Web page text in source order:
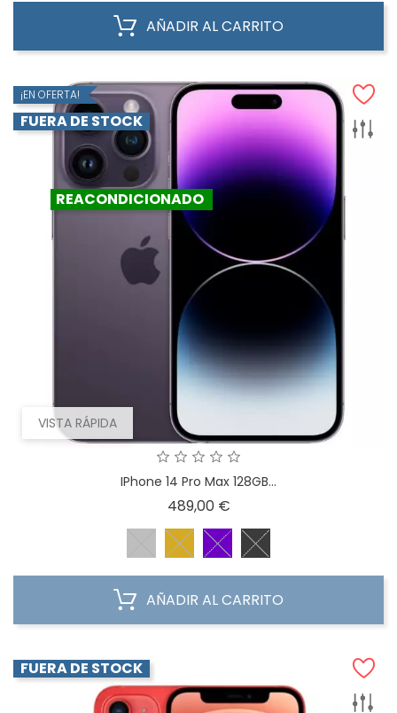
AÑADIR AL CARRITO
VISTA RÁPIDA
¡EN OFERTA!
FUERA DE STOCK
REACONDICIONADO
IPhone 14 Pro Max 128GB...
489,00 €Precio
AÑADIR AL CARRITO
FUERA DE STOCK